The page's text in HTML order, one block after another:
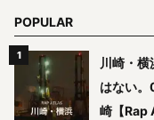
POPULAR
川崎・
はない。
崎【Rap